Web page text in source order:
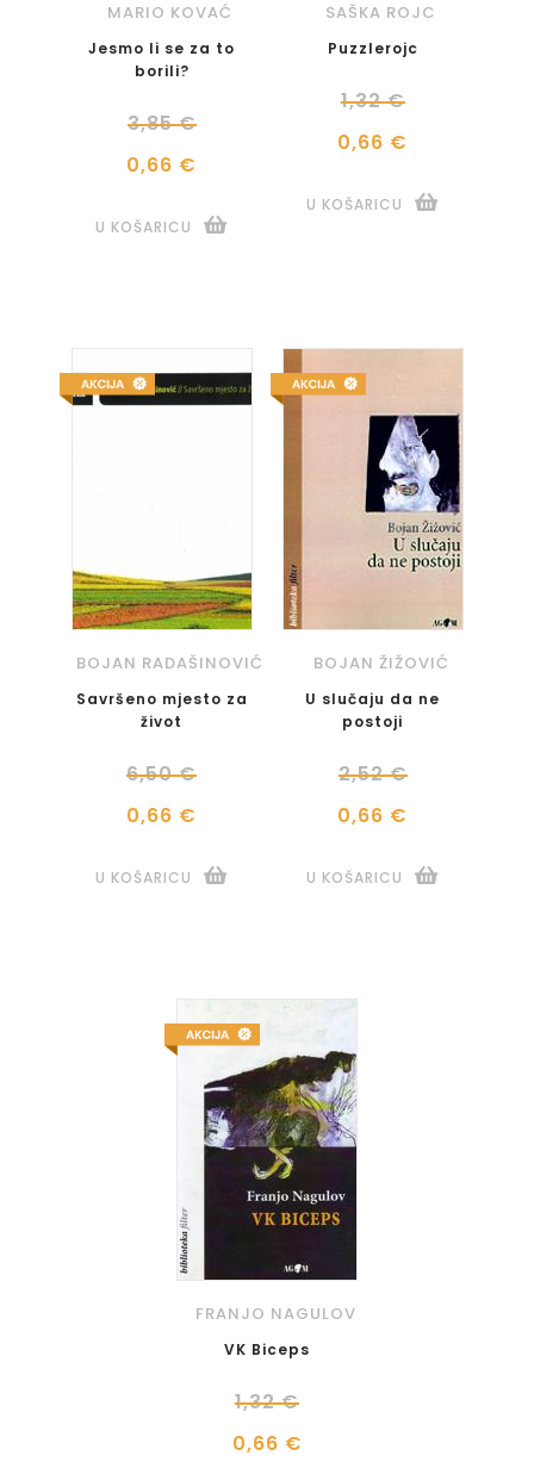
MARIO KOVAĆ
Jesmo li se za to
borili?
3,85 €
0,66 €
U KOŠARICU
SAŠKA ROJC
Puzzlerojc
1,32 €
0,66 €
U KOŠARICU
BOJAN RADAŠINOVIĆ
Savršeno mjesto za
život
6,50 €
0,66 €
U KOŠARICU
BOJAN ŽIŽOVIĆ
U slučaju da ne
postoji
2,52 €
0,66 €
U KOŠARICU
FRANJO NAGULOV
VK Biceps
1,32 €
0,66 €